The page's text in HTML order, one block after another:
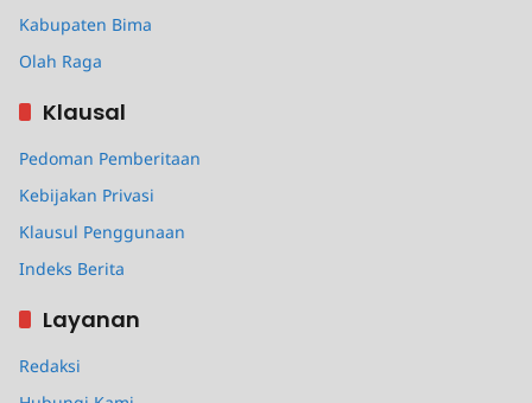
Kabupaten Bima
Olah Raga
Klausal
Pedoman Pemberitaan
Kebijakan Privasi
Klausul Penggunaan
Indeks Berita
Layanan
Redaksi